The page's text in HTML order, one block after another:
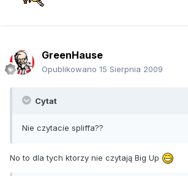
GreenHause
Opublikowano 15 Sierpnia 2009
Cytat
Nie czytacie spliffa??
No to dla tych ktorzy nie czytają Big Up